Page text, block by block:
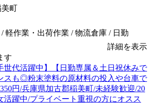
町
軽作業・出荷作業 / 物流倉庫 / 日勤
詳細を表示
す